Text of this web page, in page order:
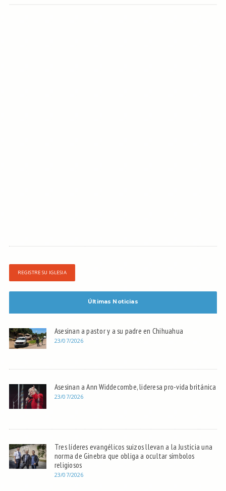
REGISTRE SU IGLESIA
Últimas Noticias
Asesinan a pastor y a su padre en Chihuahua
23/07/2026
Asesinan a Ann Widdecombe, lideresa pro-vida británica
23/07/2026
Tres líderes evangélicos suizos llevan a la Justicia una
norma de Ginebra que obliga a ocultar símbolos
religiosos
23/07/2026